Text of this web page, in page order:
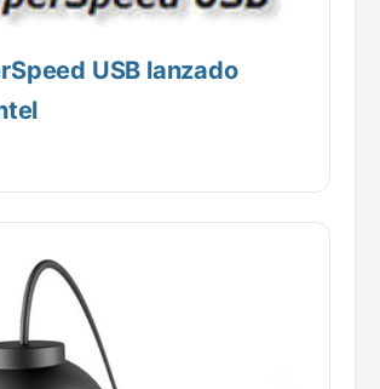
USB lanzado